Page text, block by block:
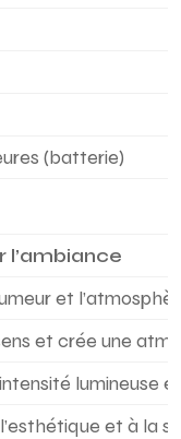
(batterie)
l’ambiance
et
et crée une
lumineuse
et à la